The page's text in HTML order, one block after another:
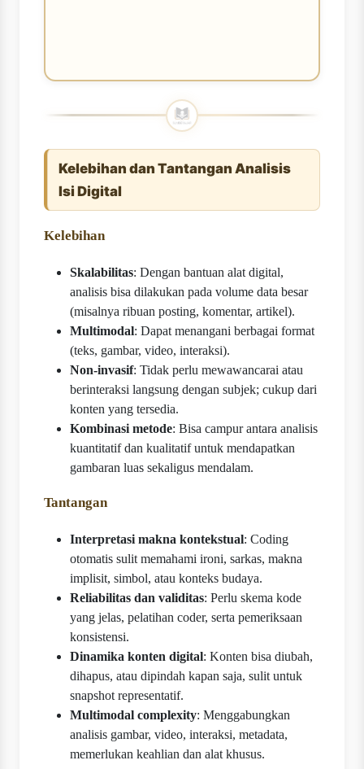
Kelebihan dan Tantangan Analisis
Isi Digital
Kelebihan
Skalabilitas: Dengan bantuan alat digital,
analisis bisa dilakukan pada volume data besar
(misalnya ribuan posting, komentar, artikel).
Multimodal: Dapat menangani berbagai format
(teks, gambar, video, interaksi).
Non-invasif: Tidak perlu mewawancarai atau
berinteraksi langsung dengan subjek; cukup dari
konten yang tersedia.
Kombinasi metode: Bisa campur antara analisis
kuantitatif dan kualitatif untuk mendapatkan
gambaran luas sekaligus mendalam.
Tantangan
Interpretasi makna kontekstual: Coding
otomatis sulit memahami ironi, sarkas, makna
implisit, simbol, atau konteks budaya.
Reliabilitas dan validitas: Perlu skema kode
yang jelas, pelatihan coder, serta pemeriksaan
konsistensi.
Dinamika konten digital: Konten bisa diubah,
dihapus, atau dipindah kapan saja, sulit untuk
snapshot representatif.
Multimodal complexity: Menggabungkan
analisis gambar, video, interaksi, metadata,
memerlukan keahlian dan alat khusus.